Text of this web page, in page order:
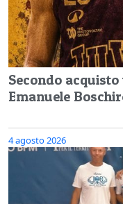
Secondo
Emanuele
4 agosto 2026